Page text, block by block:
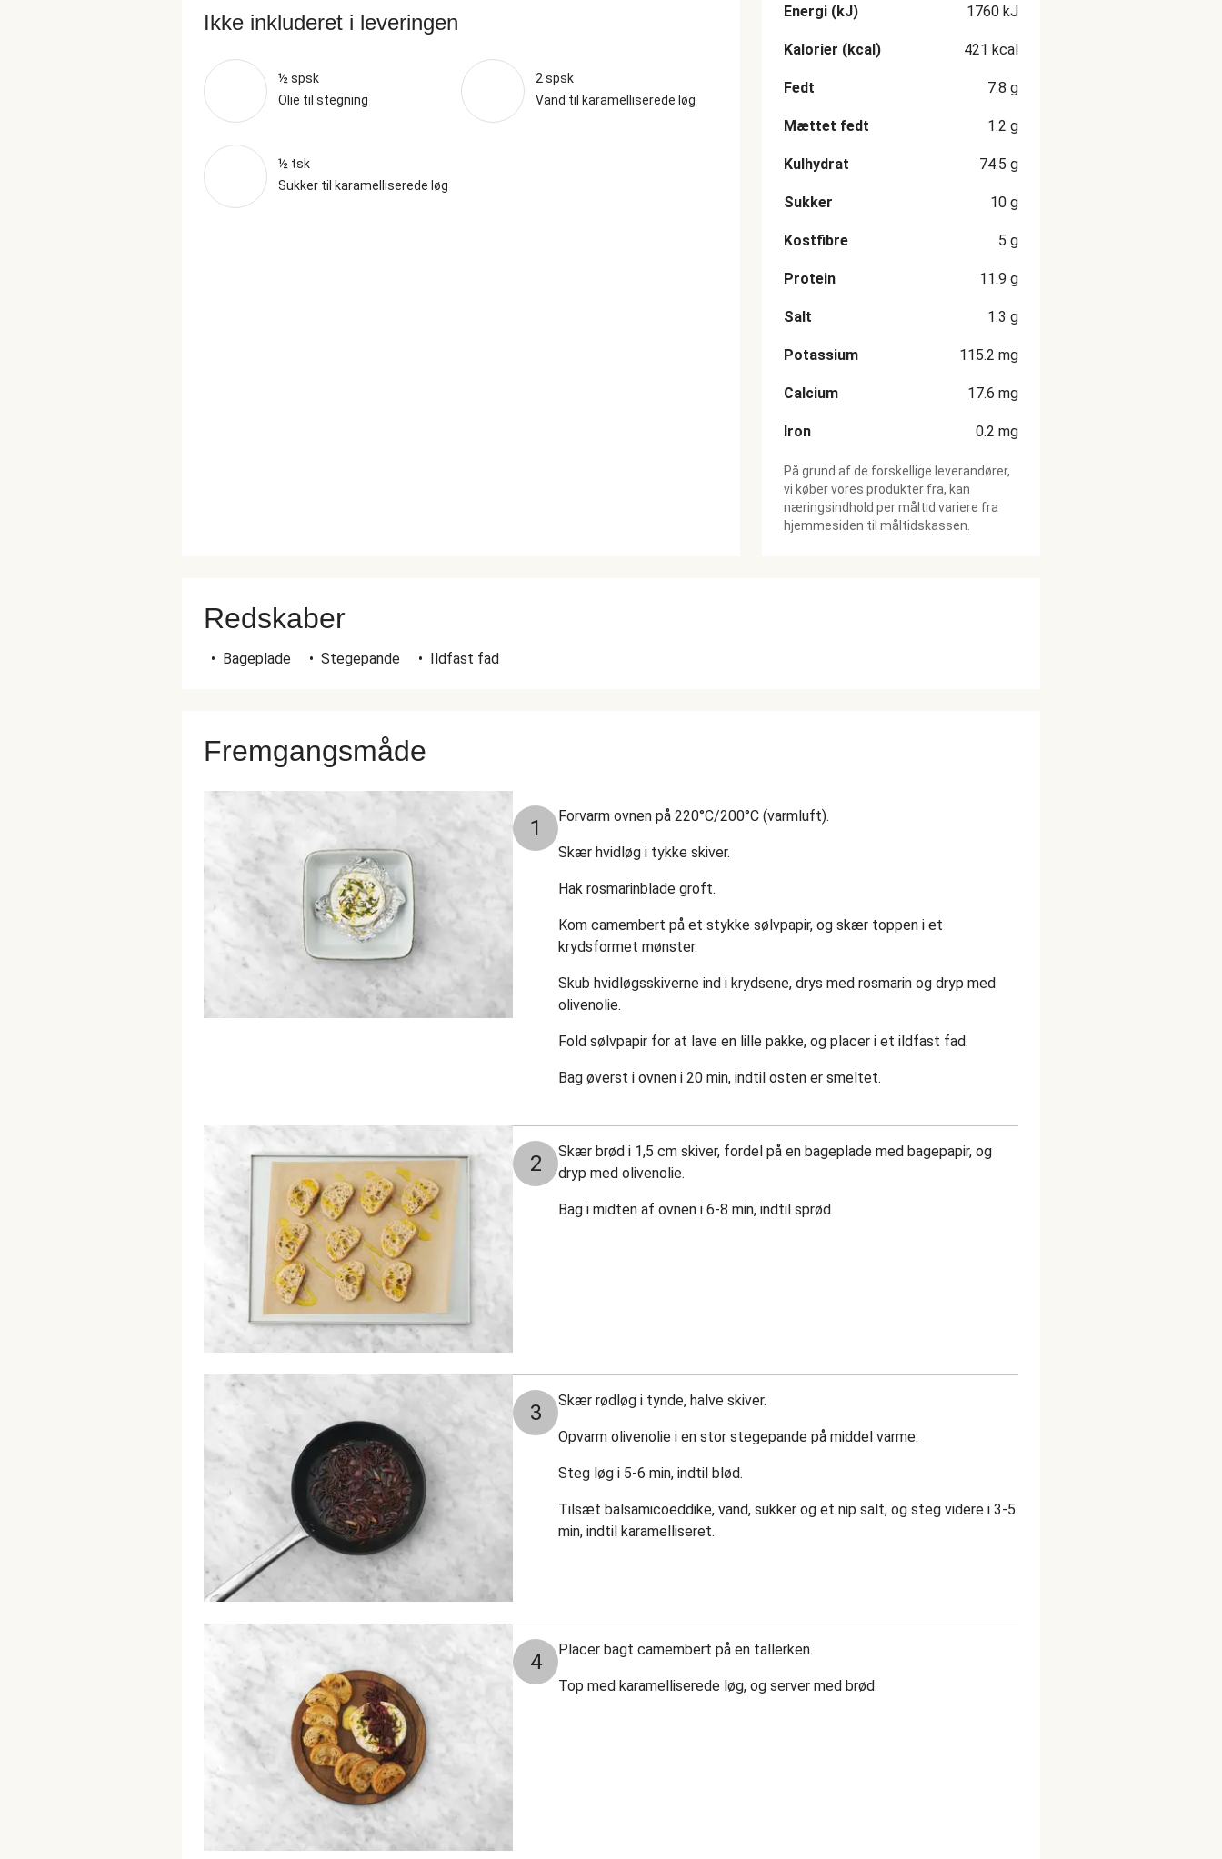
Ikke inkluderet i leveringen
½ spsk
Olie til stegning
2 spsk
Vand til karamelliserede løg
½ tsk
Sukker til karamelliserede løg
Energi (kJ) 1760 kJ
Kalorier (kcal) 421 kcal
Fedt 7.8 g
Mættet fedt 1.2 g
Kulhydrat 74.5 g
Sukker 10 g
Kostfibre 5 g
Protein 11.9 g
Salt 1.3 g
Potassium 115.2 mg
Calcium 17.6 mg
Iron 0.2 mg
På grund af de forskellige leverandører,
vi køber vores produkter fra, kan
næringsindhold per måltid variere fra
hjemmesiden til måltidskassen.
Redskaber
• Bageplade • Stegepande • Ildfast fad
Fremgangsmåde
1 Forvarm ovnen på 220°C/200°C (varmluft).
Skær hvidløg i tykke skiver.
Hak rosmarinblade groft.
Kom camembert på et stykke sølvpapir, og skær toppen i et
krydsformet mønster.
Skub hvidløgsskiverne ind i krydsene, drys med rosmarin og dryp med
olivenolie.
Fold sølvpapir for at lave en lille pakke, og placer i et ildfast fad.
Bag øverst i ovnen i 20 min, indtil osten er smeltet.
2
Skær brød i 1,5 cm skiver, fordel på en bageplade med bagepapir, og
dryp med olivenolie.
Bag i midten af ovnen i 6-8 min, indtil sprød.
3 Skær rødløg i tynde, halve skiver.
Opvarm olivenolie i en stor stegepande på middel varme.
Steg løg i 5-6 min, indtil blød.
Tilsæt balsamicoeddike, vand, sukker og et nip salt, og steg videre i 3-5
min, indtil karamelliseret.
4 Placer bagt camembert på en tallerken.
Top med karamelliserede løg, og server med brød.